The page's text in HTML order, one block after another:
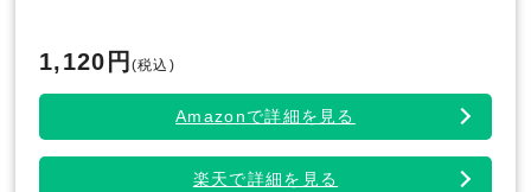
1,120円 (税込)
Amazonで詳細を見る
楽天で詳細を見る